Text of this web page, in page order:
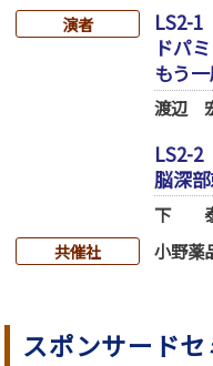
演者
LS2-1
ドパ
もう
渡辺
LS2-2
脳深
下
共催社 小野薬
スポンサード